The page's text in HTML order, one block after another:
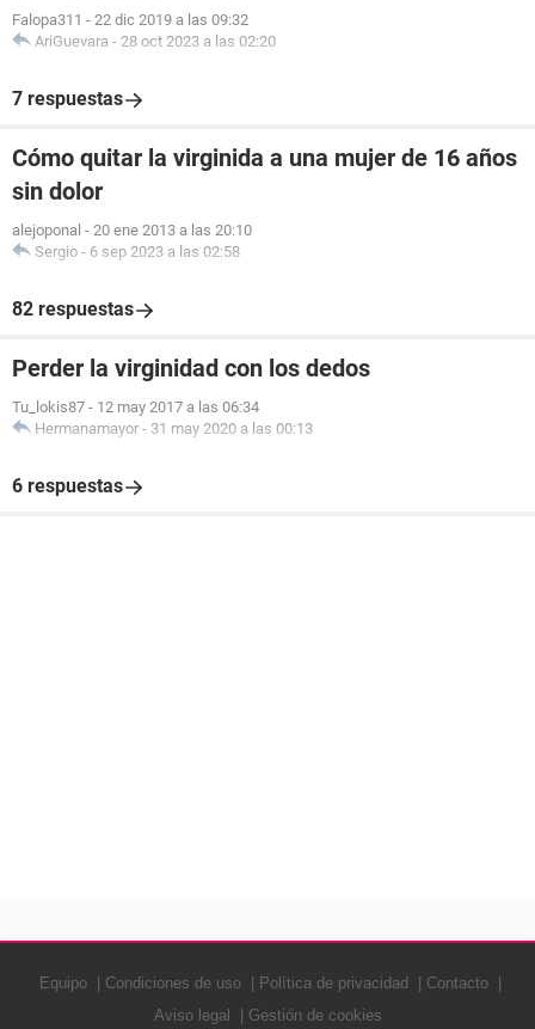
Falopa311 - 22 dic 2019 a las 09:32
AriGuevara - 28 oct 2023 a las 02:20
7 respuestas
Cómo quitar la virginida a una mujer de 16 años
sin dolor
alejoponal - 20 ene 2013 a las 20:10
Sergio - 6 sep 2023 a las 02:58
82 respuestas
Perder la virginidad con los dedos
Tu_lokis87 - 12 may 2017 a las 06:34
Hermanamayor - 31 may 2020 a las 00:13
6 respuestas
Equipo Condiciones de uso Política de privacidad
Contacto
Aviso legal
Gestión de cookies